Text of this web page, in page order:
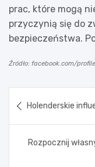
prac, które mogą
przyczynią się do
bezpieczeństwa.
Źródło: facebook.com/
wpisu
Holenderskie
Rozpocznij